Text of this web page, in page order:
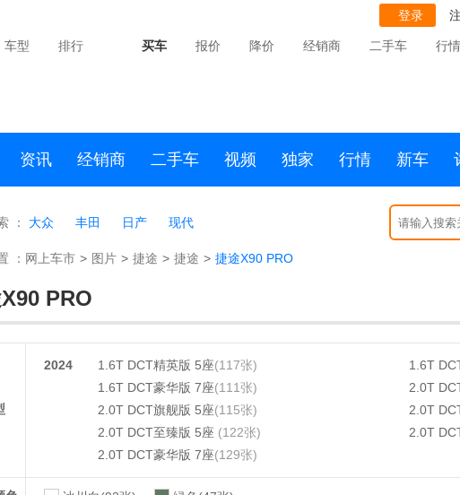
登录
车型 排行 买车 报价 降价 经销商 二手车 行情
资讯 经销商 二手车 视频 独家 行情 新车
： 大众 丰田 日产 现代
： 网上车市 > 图片 > 捷途 > 捷途 > 捷途X90 PRO
PRO
2024 1.6T DCT精英版 5座(117张) 1.6T
1.6T DCT豪华版 7座(111张) 2.0T
2.0T DCT旗舰版 5座(115张) 2.0T
2.0T DCT至臻版 5座 (122张) 2.0T
2.0T DCT豪华版 7座(129张)